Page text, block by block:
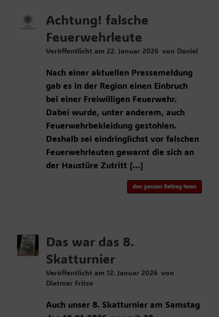
Achtung! falsche
Feuerwehrleute
Veröffentlicht am 22. Januar 2026 von Daniel
Nach einer aktuellen Pressemeldung
gab es in der Region einen Einbruch
bei einer Freiwilligen Feuerwehr.
Dabei wurde, unter anderem, auch
Feuerwehrbekleidung gestohlen.
Deshalb sei eindringlichst vor falschen
Feuerwehrleuten gewarnt die sich an
der Haustüre Zutritt […]
den ganzen Beitrag lesen
Das war das 8.
Skatturnier
Veröffentlicht am 12. Januar 2026 von
Dietmar Fritze
Auch unser 8. Skatturnier am Samstag